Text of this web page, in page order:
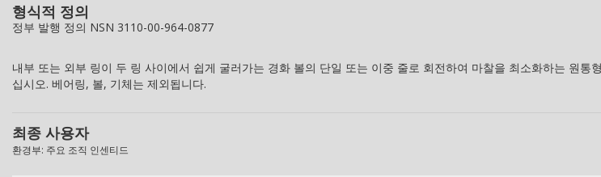
형식적 정의
정부 발행 정의 NSN 3110-00-964-0877
내부 또는 외부 링이 두 링 사이에서 쉽게 굴러가는 경화 볼의 단일 또는 이중 줄로 회전하여 마찰을 최소화하는 원
십시오. 베어링, 볼, 기체는 제외됩니다.
최종 사용자
환경부: 주요 조직 인센티드